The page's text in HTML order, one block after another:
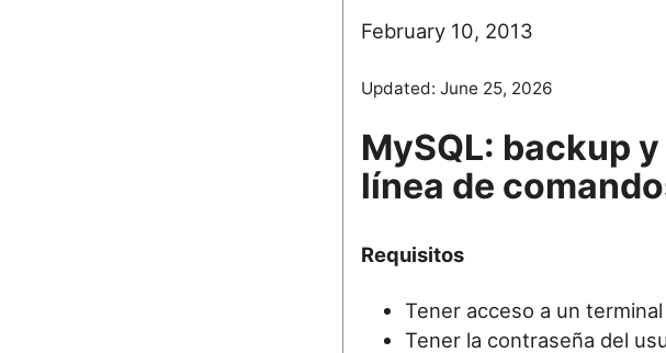
February 10, 2013
Updated: June 25, 2026
MySQL: backup
línea de
Requisitos
Tener acceso a un
Tener la contraseña del